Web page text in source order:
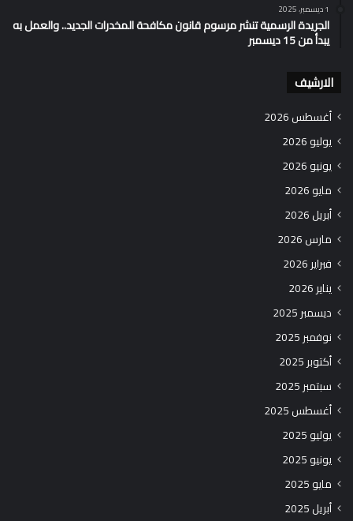
1 ديسمبر، 2025
الجريدة الرسمية تنشر مرسوم قانون مكافحة المخدرات الجديد.. والعمل به
يبدأ من 15 ديسمبر
الارشيف
أغسطس 2026
يوليو 2026
يونيو 2026
مايو 2026
أبريل 2026
مارس 2026
فبراير 2026
يناير 2026
ديسمبر 2025
نوفمبر 2025
أكتوبر 2025
سبتمبر 2025
أغسطس 2025
يوليو 2025
يونيو 2025
مايو 2025
أبريل 2025